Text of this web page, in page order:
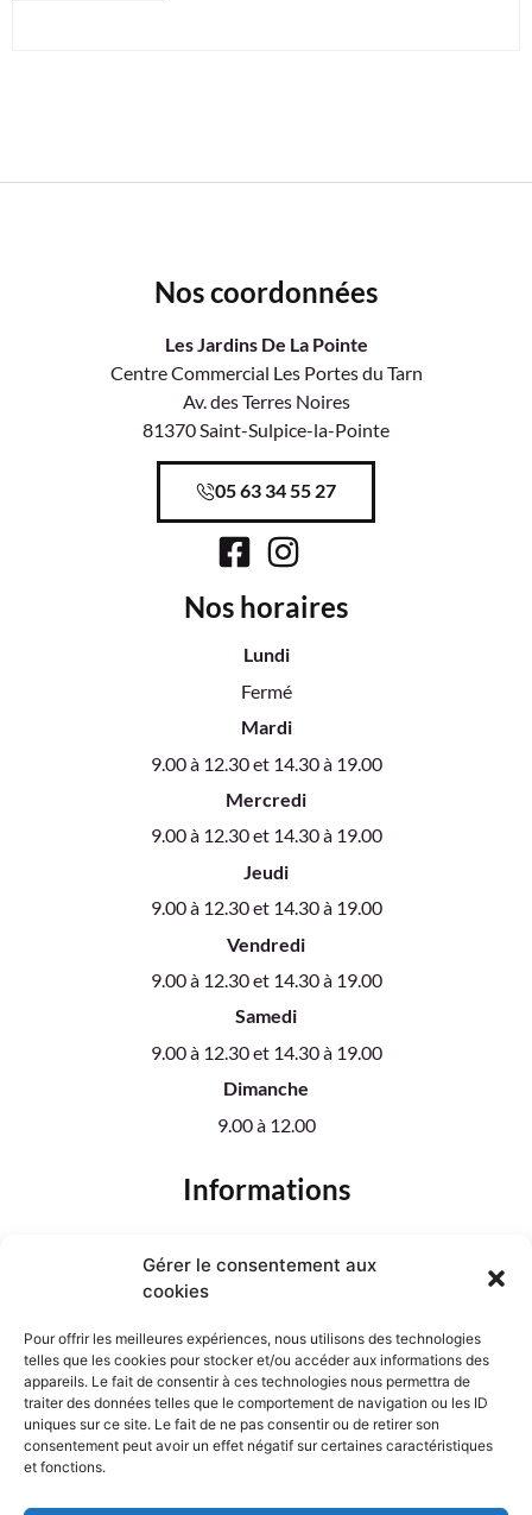
Gérer le consentement aux
cookies
Pour offrir les meilleures expériences, nous utilisons des technologies
telles que les cookies pour stocker et/ou accéder aux informations des
appareils. Le fait de consentir à ces technologies nous permettra de
traiter des données telles que le comportement de navigation ou les ID
uniques sur ce site. Le fait de ne pas consentir ou de retirer son
consentement peut avoir un effet négatif sur certaines caractéristiques
et fonctions.
Nos coordonnées
Les Jardins De La Pointe
Centre Commercial Les Portes du Tarn
Av. des Terres Noires
81370 Saint-Sulpice-la-Pointe
05 63 34 55 27
Nos horaires
Lundi
Fermé
Mardi
9.00 à 12.30 et 14.30 à 19.00
Mercredi
9.00 à 12.30 et 14.30 à 19.00
Jeudi
9.00 à 12.30 et 14.30 à 19.00
Vendredi
9.00 à 12.30 et 14.30 à 19.00
Samedi
9.00 à 12.30 et 14.30 à 19.00
Dimanche
9.00 à 12.00
Informations
Nos créations florales
Deuil
Tarifs de livraison
Designed by